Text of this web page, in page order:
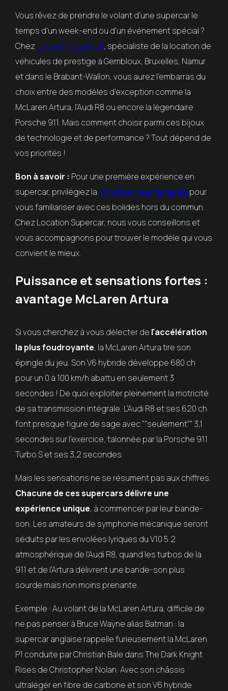
Vous rêvez de prendre le volant d'une supercar le
temps d'un week-end ou d'un événement spécial ?
ChezLocation Supercar, spécialiste de la location de
véhicules de prestige à Gembloux, Bruxelles, Namur
et dans le Brabant-Wallon, vous aurez l'embarras du
choix entre des modèles d'exception comme la
McLaren Artura, l'Audi R8 ou encore la légendaire
Porsche 911. Mais comment choisir parmi ces bijoux
de technologie et de performance ? Tout dépend de
vos priorités !
Bon à savoir : Pour une première expérience en
supercar, privilégiez la location courte durée pour
vous familiariser avec ces bolides hors du commun.
Chez Location Supercar, nous vous conseillons et
vous accompagnons pour trouver le modèle qui vous
convient le mieux.
Puissance et sensations fortes :
avantage McLaren Artura
Si vous cherchez à vous délecter de l'accélération
la plus foudroyante, la McLaren Artura tire son
épingle du jeu. Son V6 hybride développe 680 ch
pour un 0 à 100 km/h abattu en seulement 3
secondes ! De quoi exploiter pleinement la motricité
de sa transmission intégrale. L'Audi R8 et ses 620 ch
font presque figure de sage avec ""seulement"" 3,1
secondes sur l'exercice, talonnée par la Porsche 911
Turbo S et ses 3,2 secondes.
Mais les sensations ne se résument pas aux chiffres.
Chacune de ces supercars délivre une
expérience unique, à commencer par leur bande-
son. Les amateurs de symphonie mécanique seront
séduits par les envolées lyriques du V10 5.2
atmosphérique de l'Audi R8, quand les turbos de la
911 et de l'Artura délivrent une bande-son plus
sourde mais non moins prenante.
Exemple : Au volant de la McLaren Artura, difficile de
ne pas penser à Bruce Wayne alias Batman : la
supercar anglaise rappelle furieusement la McLaren
P1 conduite par Christian Bale dans The Dark Knight
Rises de Christopher Nolan. Avec son châssis
ultralégér en fibre de carbone et son V6 hybride